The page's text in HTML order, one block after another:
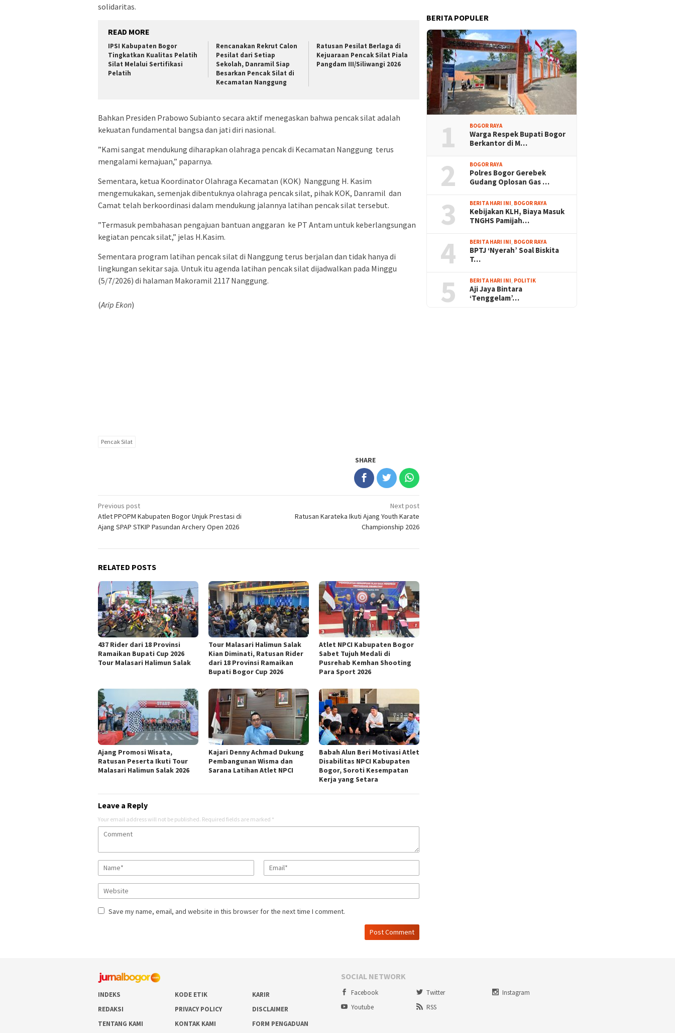
solidaritas.‎‎
READ MORE
IPSI Kabupaten Bogor
Tingkatkan Kualitas Pelatih
Silat Melalui Sertifikasi
Pelatih
Rencanakan Rekrut Calon
Pesilat dari Setiap
Sekolah, Danramil Siap
Besarkan Pencak Silat di
Kecamatan Nanggung
Ratusan Pesilat Berlaga di
Kejuaraan Pencak Silat Piala
Pangdam III/Siliwangi 2026
‎Bahkan Presiden Prabowo Subianto secara aktif menegaskan bahwa pencak silat adalah
kekuatan fundamental bangsa dan jati diri nasional.‎
‎”Kami sangat mendukung diharapkan olahraga pencak di Kecamatan Nanggung terus
mengalami kemajuan,” paparnya.‎
‎‎Sementara, ketua Koordinator Olahraga Kecamatan (KOK) Nanggung H. Kasim
mengemukakan, semenjak dibentuknya olahraga pencak silat, pihak KOK, Danramil dan
Camat telah berkoordinasi dalam mendukung jalannya latihan pencak silat tersebut.‎
‎”‎Termasuk pembahasan pengajuan bantuan anggaran ke PT Antam untuk keberlangsungan
kegiatan pencak silat,” jelas H.Kasim.‎
‎Sementara program latihan pencak silat di Nanggung terus berjalan dan tidak hanya di
lingkungan sekitar saja.‎ Untuk itu agenda latihan pencak silat dijadwalkan pada Minggu
(5/7/2026) di halaman Makoramil 2117 Nanggung.
(Arip Ekon)
Pencak Silat
SHARE
Post
navigation
Previous post
Atlet PPOPM Kabupaten Bogor Unjuk Prestasi di
Ajang SPAP STKIP Pasundan Archery Open 2026
Next post
Ratusan Karateka Ikuti Ajang Youth Karate
Championship 2026
RELATED POSTS
437 Rider dari 18 Provinsi
Ramaikan Bupati Cup 2026
Tour Malasari Halimun Salak
Tour Malasari Halimun Salak
Kian Diminati, Ratusan Rider
dari 18 Provinsi Ramaikan
Bupati Bogor Cup 2026
Atlet NPCI Kabupaten Bogor
Sabet Tujuh Medali di
Pusrehab Kemhan Shooting
Para Sport 2026
Ajang Promosi Wisata,
Ratusan Peserta Ikuti Tour
Malasari Halimun Salak 2026
Kajari Denny Achmad Dukung
Pembangunan Wisma dan
Sarana Latihan Atlet NPCI
Babah Alun Beri Motivasi Atlet
Disabilitas NPCI Kabupaten
Bogor, Soroti Kesempatan
Kerja yang Setara
Leave a Reply
Your email address will not be published. Required fields are marked *
Save my name, email, and website in this browser for the next time I comment.
BERITA POPULER
1 BOGOR RAYA
Warga Respek Bupati Bogor
Berkantor di M…
2 BOGOR RAYA
Polres Bogor Gerebek
Gudang Oplosan Gas …
3 BERITA HARI INI, BOGOR RAYA
Kebijakan KLH, Biaya Masuk
TNGHS Pamijah…
4 BERITA HARI INI, BOGOR RAYA
BPTJ ‘Nyerah’ Soal Biskita
T…
5 BERITA HARI INI, POLITIK
Aji Jaya Bintara
‘Tenggelam’…
INDEKS KODE ETIK
KARIR
REDAKSI
PRIVACY POLICY
DISCLAIMER
TENTANG KAMI
KONTAK KAMI FORM PENGADUAN
SOCIAL NETWORK
Facebook Twitter
Instagram
Youtube
RSS